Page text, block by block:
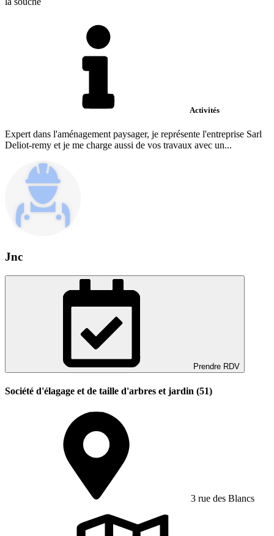
Activités
Expert dans l'aménagement paysager, je représente l'entreprise Sarl
Deliot-remy et je me charge aussi de vos travaux avec un...
Jnc
Prendre RDV
Société d'élagage et de taille d'arbres et jardin (51)
3 rue des Blancs